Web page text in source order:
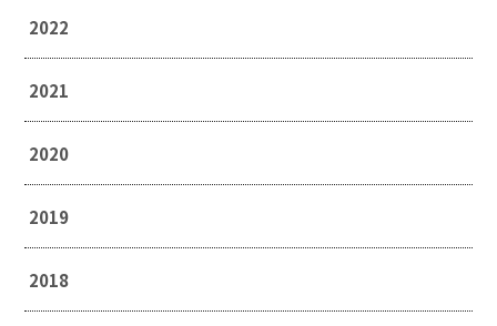
2022
2021
2020
2019
2018